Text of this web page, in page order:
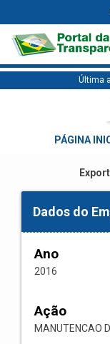
Última
PÁGINA
Dados do
Ano
2016
Ação
MANUTENCAO